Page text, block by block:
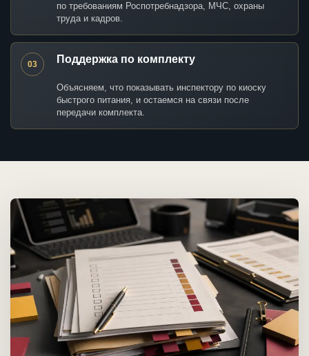
по требованиям Роспотребнадзора, МЧС, охраны
труда и кадров.
03 Поддержка по комплекту
Объясняем, что показывать инспектору по киоску
быстрого питания, и остаемся на связи после
передачи комплекта.